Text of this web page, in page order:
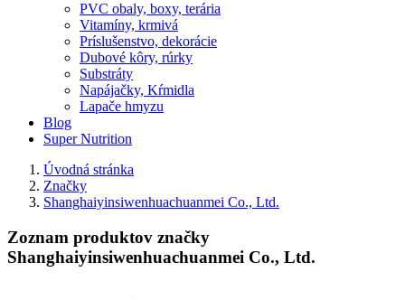
PVC obaly, boxy, terária
Vitamíny, krmivá
Príslušenstvo, dekorácie
Dubové kôry, rúrky
Substráty
Napájačky, Kŕmidla
Lapače hmyzu
Blog
Super Nutrition
Úvodná stránka
Značky
Shanghaiyinsiwenhuachuanmei Co., Ltd.
Zoznam produktov značky
Shanghaiyinsiwenhuachuanmei Co., Ltd.